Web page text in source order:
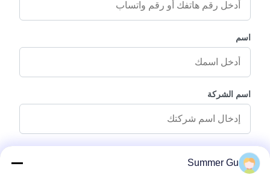
اسم
اسم الشركة
رسالة استفسار
Summer Gu